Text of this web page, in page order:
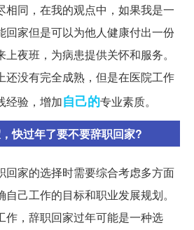
相同，在我的观点中，如果我是一
回家但是可以为他人健康付出一份
夜班，为病患提供关怀和服务。
还没有完全成熟，但是在医院工作
经验，增加自己的专业素质。
快过年了要不要辞职回家?
回家的选择时需要综合考虑多方面
己工作的目标和职业发展规划。
作，辞职回家过年可能是一种选